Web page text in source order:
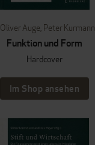
Oliver Auge, Peter Kurmann
Funktion und Form
Hardcover
Im Shop ansehen